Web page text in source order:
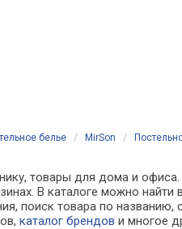
белье / MirSon /
товары для дома и
В каталоге можно
поиск товара по названию,
каталог брендов и многое